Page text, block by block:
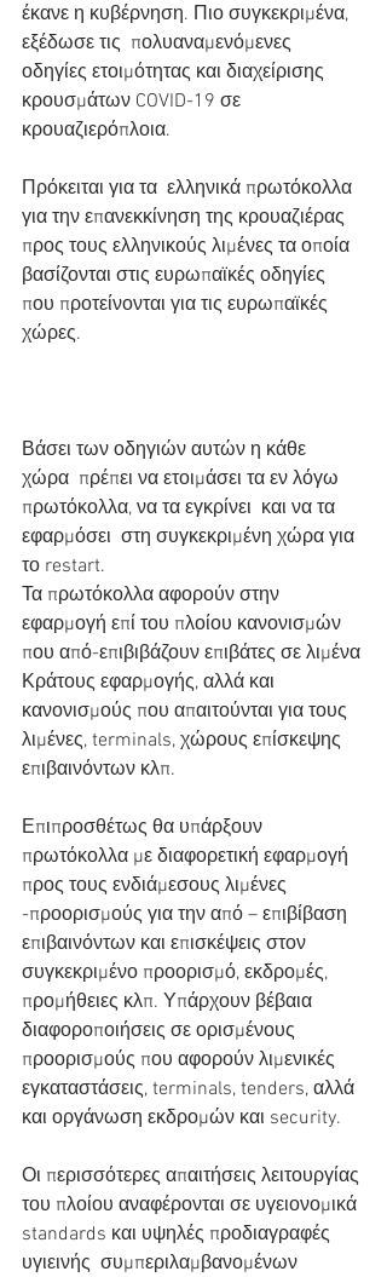
έκανε η κυβέρνηση. Πιο συγκεκριμένα,
εξέδωσε τις  πολυαναμενόμενες
οδηγίες ετοιμότητας και διαχείρισης
κρουσμάτων COVID-19 σε
κρουαζιερόπλοια.
Πρόκειται για τα  ελληνικά πρωτόκολλα
για την επανεκκίνηση της κρουαζιέρας
προς τους ελληνικούς λιμένες τα οποία
βασίζονται στις ευρωπαϊκές οδηγίες
που προτείνονται για τις ευρωπαϊκές
χώρες.
Βάσει των οδηγιών αυτών η κάθε
χώρα  πρέπει να ετοιμάσει τα εν λόγω
πρωτόκολλα, να τα εγκρίνει  και να τα
εφαρμόσει  στη συγκεκριμένη χώρα για
το restart.
Τα πρωτόκολλα αφορούν στην
εφαρμογή επί του πλοίου κανονισμών
που από-επιβιβάζουν επιβάτες σε λιμένα
Κράτους εφαρμογής, αλλά και
κανονισμούς που απαιτούνται για τους
λιμένες, terminals, χώρους επίσκεψης
επιβαινόντων κλπ.
Επιπροσθέτως θα υπάρξουν
πρωτόκολλα με διαφορετική εφαρμογή
προς τους ενδιάμεσους λιμένες
-προορισμούς για την από – επιβίβαση
επιβαινόντων και επισκέψεις στον
συγκεκριμένο προορισμό, εκδρομές,
προμήθειες κλπ. Υπάρχουν βέβαια
διαφοροποιήσεις σε ορισμένους
προορισμούς που αφορούν λιμενικές
εγκαταστάσεις, terminals, tenders, αλλά
και οργάνωση εκδρομών και security.
Οι περισσότερες απαιτήσεις λειτουργίας
του πλοίου αναφέρονται σε υγειονομικά
standards και υψηλές προδιαγραφές
υγιεινής  συμπεριλαμβανομένων